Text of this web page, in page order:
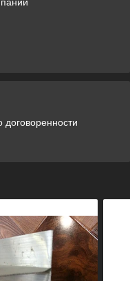
договоренности